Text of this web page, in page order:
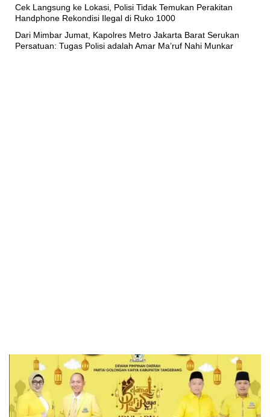
Cek Langsung ke Lokasi, Polisi Tidak Temukan Perakitan
Handphone Rekondisi Ilegal di Ruko 1000
Dari Mimbar Jumat, Kapolres Metro Jakarta Barat Serukan
Persatuan: Tugas Polisi adalah Amar Ma’ruf Nahi Munkar